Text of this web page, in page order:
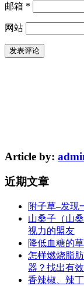
邮箱 *
网站
Article by:
近期文章
附子草–发现
山桑子（山
视力的盟友
降低血糖的
怎样燃烧脂
器？找出有效
香辣椒、辣